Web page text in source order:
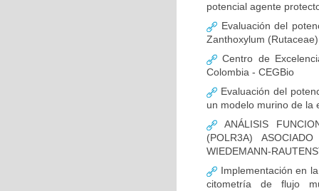
potencial agente
Evaluación del
Zanthoxylum
Centro de
Colombia - CEGBio
Evaluación del
un modelo murino de la
ANÁLISIS
(POLR3A)
WIEDEMANN-
Implementación en
citometría de flujo